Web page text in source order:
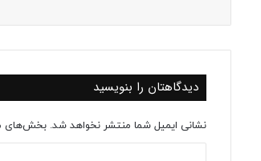
دیدگاهتان را بنویسید
نشانی ایمیل شما منتشر نخواهد شد. بخش‌های